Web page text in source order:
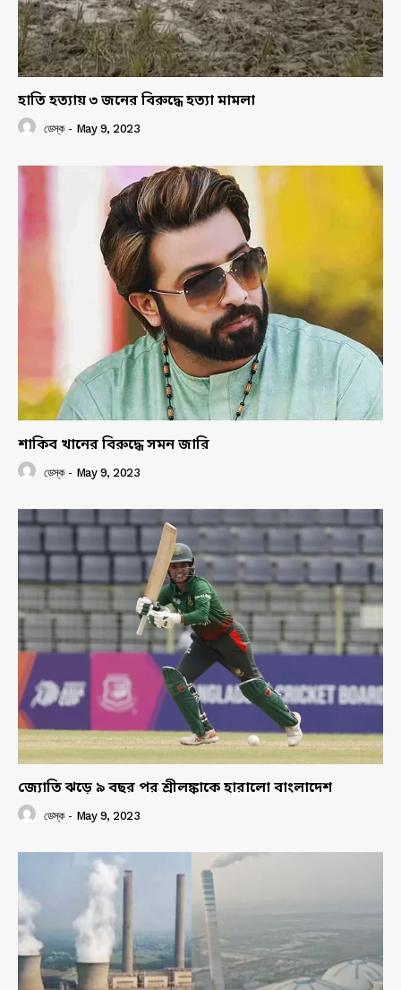
হাতি হত্যায় ৩ জনের বিরুদ্ধে হত্যা মামলা
ডেস্ক - May 9, 2023
শাকিব খানের বিরুদ্ধে সমন জারি
ডেস্ক - May 9, 2023
জ্যোতি ঝড়ে ৯ বছর পর শ্রীলঙ্কাকে হারালো বাংলাদেশ
ডেস্ক - May 9, 2023